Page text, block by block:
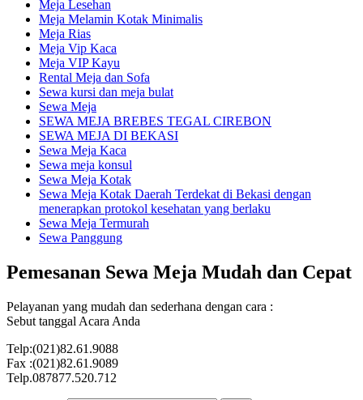
Meja Lesehan
Meja Melamin Kotak Minimalis
Meja Rias
Meja Vip Kaca
Meja VIP Kayu
Rental Meja dan Sofa
Sewa kursi dan meja bulat
Sewa Meja
SEWA MEJA BREBES TEGAL CIREBON
SEWA MEJA DI BEKASI
Sewa Meja Kaca
Sewa meja konsul
Sewa Meja Kotak
Sewa Meja Kotak Daerah Terdekat di Bekasi dengan
menerapkan protokol kesehatan yang berlaku
Sewa Meja Termurah
Sewa Panggung
Pemesanan Sewa Meja Mudah dan Cepat
Pelayanan yang mudah dan sederhana dengan cara :
Sebut tanggal Acara Anda
Telp:(021)82.61.9088
Fax :(021)82.61.9089
Telp.087877.520.712